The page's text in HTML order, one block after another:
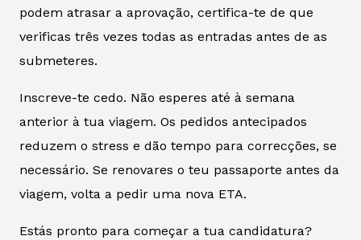
podem atrasar a aprovação, certifica-te de que
verificas três vezes todas as entradas antes de as
submeteres.
Inscreve-te cedo. Não esperes até à semana
anterior à tua viagem. Os pedidos antecipados
reduzem o stress e dão tempo para correcções, se
necessário. Se renovares o teu passaporte antes da
viagem, volta a pedir uma nova ETA.
Estás pronto para começar a tua candidatura?